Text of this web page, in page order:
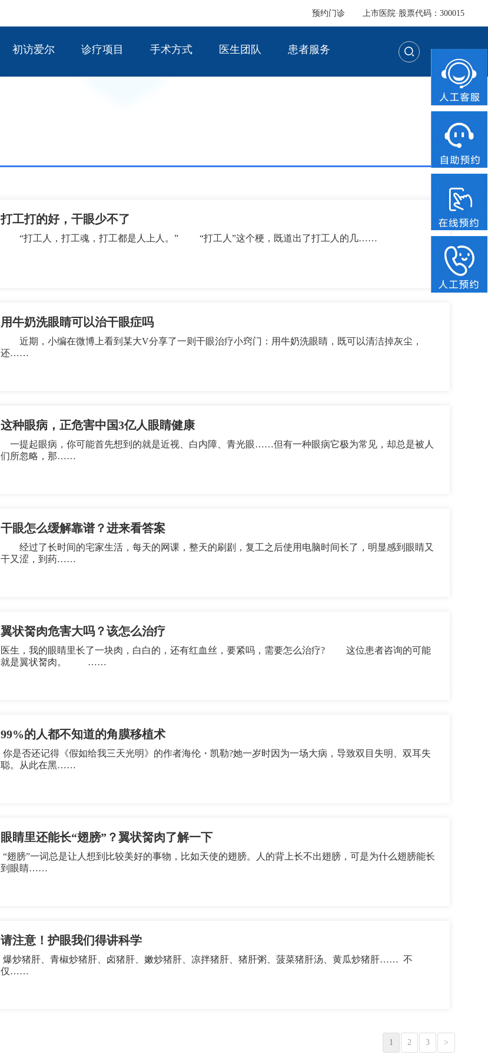
预约门诊 上市医院·股票代码：300015
初访爱尔 诊疗项目 手术方式 医生团队 患者服务
打工打的好，干眼少不了
“打工人，打工魂，打工都是人上人。” “打工人”这个梗，既道出了打工人的几……
用牛奶洗眼睛可以治干眼症吗
近期，小编在微博上看到某大V分享了一则干眼治疗小窍门：用牛奶洗眼睛，既可以清洁掉灰尘，
还……
这种眼病，正危害中国3亿人眼睛健康
一提起眼病，你可能首先想到的就是近视、白内障、青光眼……但有一种眼病它极为常见，却总是被人
们所忽略，那……
干眼怎么缓解靠谱？进来看答案
经过了长时间的宅家生活，每天的网课，整天的刷剧，复工之后使用电脑时间长了，明显感到眼睛又
干又涩，到药……
翼状胬肉危害大吗？该怎么治疗
医生，我的眼睛里长了一块肉，白白的，还有红血丝，要紧吗，需要怎么治疗? 这位患者咨询的可能
就是翼状胬肉。 ……
99%的人都不知道的角膜移植术
你是否还记得《假如给我三天光明》的作者海伦・凯勒?她一岁时因为一场大病，导致双目失明、双耳失
聪。从此在黑……
眼睛里还能长“翅膀”？翼状胬肉了解一下
“翅膀”一词总是让人想到比较美好的事物，比如天使的翅膀。人的背上长不出翅膀，可是为什么翅膀能长
到眼睛……
请注意！护眼我们得讲科学
爆炒猪肝、青椒炒猪肝、卤猪肝、嫩炒猪肝、凉拌猪肝、猪肝粥、菠菜猪肝汤、黄瓜炒猪肝…… 不
仅……
1 2 3 >